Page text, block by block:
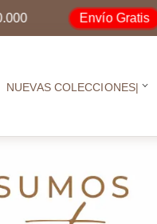
Envío Gratis por
NUEVAS COLECCIONES|